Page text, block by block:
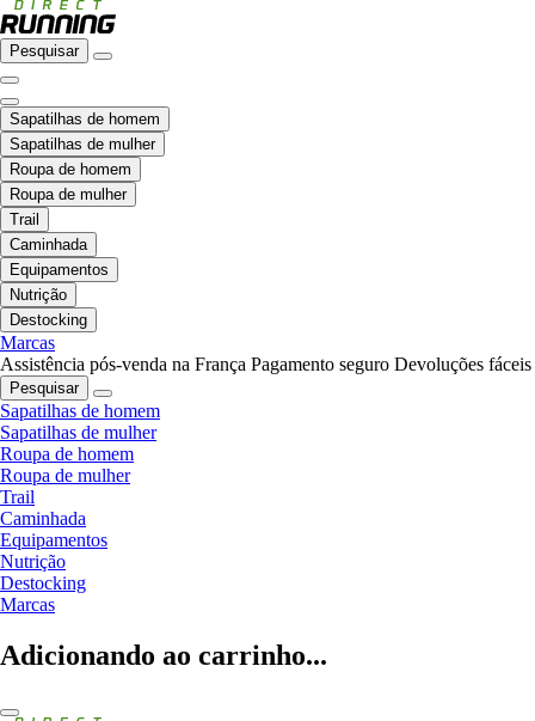
Pesquisar
Sapatilhas de homem
Sapatilhas de mulher
Roupa de homem
Roupa de mulher
Trail
Caminhada
Equipamentos
Nutrição
Destocking
Marcas
Assistência pós-venda na França Pagamento seguro Devoluções fáceis
Pesquisar
Sapatilhas de homem
Sapatilhas de mulher
Roupa de homem
Roupa de mulher
Trail
Caminhada
Equipamentos
Nutrição
Destocking
Marcas
Adicionando ao carrinho...